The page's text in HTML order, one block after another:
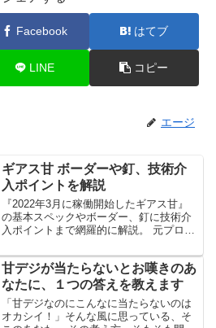
Facebook はてブ
LINE コピー
エージ
ギアス甘 ボーダーや釘、技術介
入ポイントを解説
『2022年3月に稼働開始したギアス甘』
の基本スペックやボーダー、釘に技術介
入ポイントまで網羅的に解説。 元プロが
ているので、打つ際や立ち回りに加える
機種を探している人は参考にしてくださ
い。
甘デジが当たらないとお嘆きのあ
なたに、１つの答えを教えます
「甘デジなのにこんなに当たらないのは
オカシイ！」そんな風に思っている、そ